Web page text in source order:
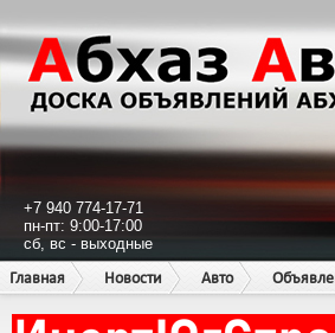
+7 940 774-17-71
пн-пт: 9:00-17:00
сб, вс - выходные
Главная
Новости Авто